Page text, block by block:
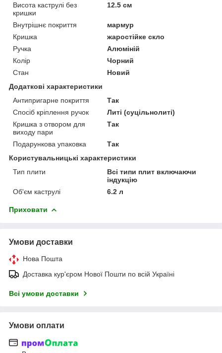
Висота каструлі без
кришки
12.5 см
Внутрішнє покриття
мармур
Кришка
жаростійке скло
Ручка
Алюміній
Колір
Чорний
Стан
Новий
Додаткові характеристики
Антипригарне покриття
Так
Спосіб кріплення ручок
Литі (суцільнолиті)
Кришка з отвором для
виходу пари
Так
Подарункова упаковка
Так
Користувальницькі характеристики
Тип плити
Всі типи плит включаючи
індукцію
Об'єм каструлі
6.2 л
Приховати
Умови доставки
Нова Пошта
Доставка кур'єром Нової Пошти по всій Україні
Всі умови доставки
Умови оплати